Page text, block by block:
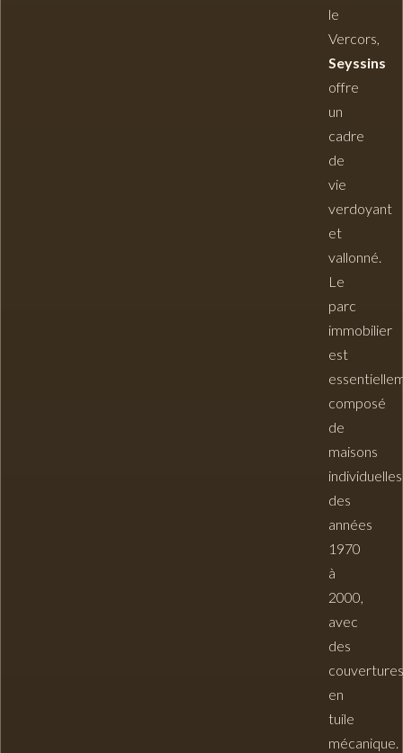
le
Vercors,
Seyssins
offre
un
cadre
de
vie
verdoyant
et
vallonné.
Le
parc
immobilier
est
composé
de
maisons
individuelles
des
années
1970
à
2000,
avec
des
couvertures
en
tuile
mécanique.